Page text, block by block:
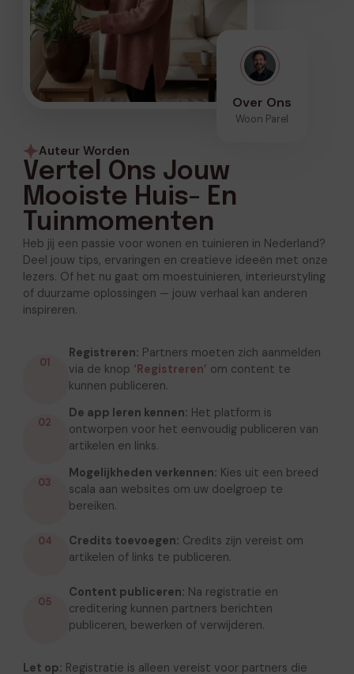
Auteur Worden
Vertel Ons Jouw
Mooiste Huis- En
Tuinmomenten
Heb jij een passie voor wonen en tuinieren in Nederland?
Deel jouw tips, ervaringen en creatieve ideeën met onze
lezers. Of het nu gaat om moestuinieren, interieurstyling
of duurzame oplossingen — jouw verhaal kan anderen
inspireren.
01
Registreren: Partners moeten zich aanmelden
via de knop ‘Registreren’ om content te
kunnen publiceren.
02
De app leren kennen: Het platform is
ontworpen voor het eenvoudig publiceren van
artikelen en links.
03
Mogelijkheden verkennen: Kies uit een breed
scala aan websites om uw doelgroep te
bereiken.
04 Credits toevoegen: Credits zijn vereist om
artikelen of links te publiceren.
05
Content publiceren: Na registratie en
creditering kunnen partners berichten
publiceren, bewerken of verwijderen.
Let op: Registratie is alleen vereist voor partners die
Over Ons
Woon Parel